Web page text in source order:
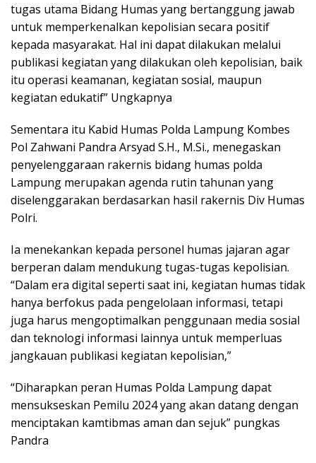
tugas utama Bidang Humas yang bertanggung jawab
untuk memperkenalkan kepolisian secara positif
kepada masyarakat. Hal ini dapat dilakukan melalui
publikasi kegiatan yang dilakukan oleh kepolisian, baik
itu operasi keamanan, kegiatan sosial, maupun
kegiatan edukatif” Ungkapnya
Sementara itu Kabid Humas Polda Lampung Kombes
Pol Zahwani Pandra Arsyad S.H., M.Si., menegaskan
penyelenggaraan rakernis bidang humas polda
Lampung merupakan agenda rutin tahunan yang
diselenggarakan berdasarkan hasil rakernis Div Humas
Polri.
Ia menekankan kepada personel humas jajaran agar
berperan dalam mendukung tugas-tugas kepolisian.
“Dalam era digital seperti saat ini, kegiatan humas tidak
hanya berfokus pada pengelolaan informasi, tetapi
juga harus mengoptimalkan penggunaan media sosial
dan teknologi informasi lainnya untuk memperluas
jangkauan publikasi kegiatan kepolisian,”
“Diharapkan peran Humas Polda Lampung dapat
mensukseskan Pemilu 2024 yang akan datang dengan
menciptakan kamtibmas aman dan sejuk” pungkas
Pandra